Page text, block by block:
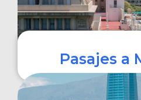
Pasajes a